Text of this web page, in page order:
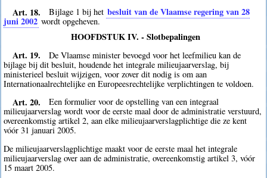
Art. 18. Bijlage 1 bij het besluit van de Vlaamse regering van 28
juni 2002 wordt opgeheven.
HOOFDSTUK IV. - Slotbepalingen
Art. 19.
De Vlaamse minister bevoegd voor het leefmilieu kan de
bijlage bij dit besluit, houdende het integrale milieujaarverslag, bij
ministerieel besluit wijzigen, voor zover dit nodig is om aan
Internationaalrechtelijke en Europeesrechtelijke verplichtingen te voldoen.
Art. 20.
Een formulier voor de opstelling van een integraal
milieujaarverslag wordt voor de eerste maal door de administratie verstuurd,
overeenkomstig artikel 2, aan elke milieujaarverslagplichtige die ze kent
vóór 31 januari 2005.
De milieujaarverslagplichtige maakt voor de eerste maal het integrale
milieujaarverslag over aan de administratie, overeenkomstig artikel 3, vóór
15 maart 2005.